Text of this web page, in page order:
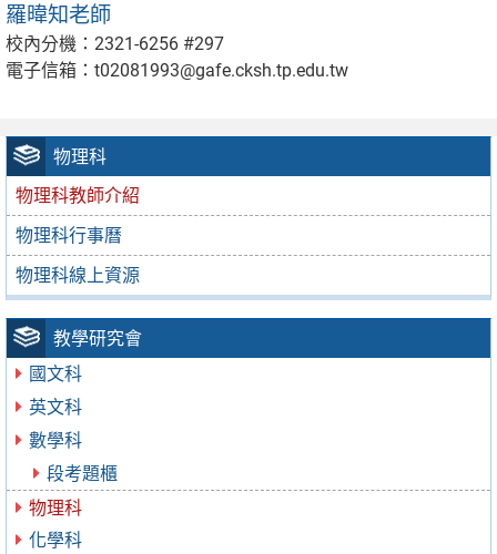
物理科
物理科教師介紹
物理科行事曆
物理科線上資源
教學研究會
國文科
英文科
數學科
段考題櫃
物理科
化學科
羅暐知老師
校內分機：2321-6256 #297
電子信箱：t02081993@gafe.cksh.tp.edu.tw